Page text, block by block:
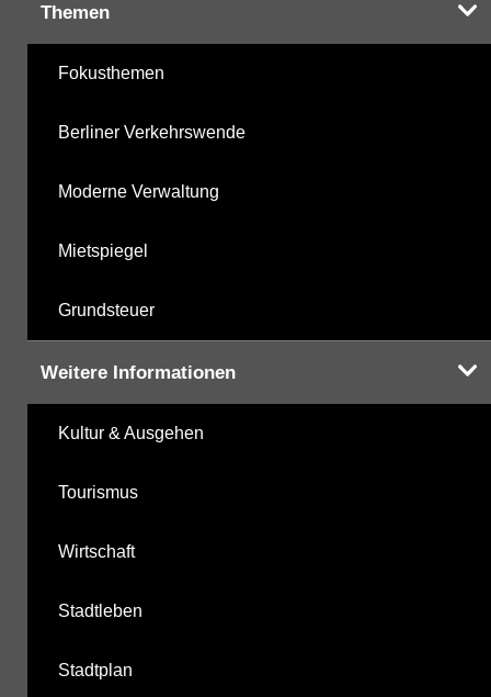
Themen
Fokusthemen
Berliner Verkehrswende
Moderne Verwaltung
Mietspiegel
Grundsteuer
Weitere Informationen
Kultur & Ausgehen
Tourismus
Wirtschaft
Stadtleben
Stadtplan